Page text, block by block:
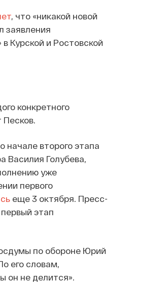
, что «никакой новой
заявления
Курской и Ростовской
конкретного
Песков.
начале второго этапа
Василия Голубева,
уже
первого
еще 3 октября. Пресс-
первый этап
по обороне Юрий
его словам,
он не делится».